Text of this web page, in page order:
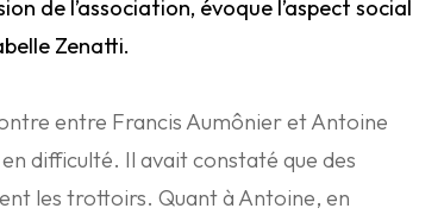
de l’association, évoque l’aspect social
Zenatti.
entre Francis Aumônier et Antoine
difficulté. Il avait constaté que des
les trottoirs. Quant à Antoine, en